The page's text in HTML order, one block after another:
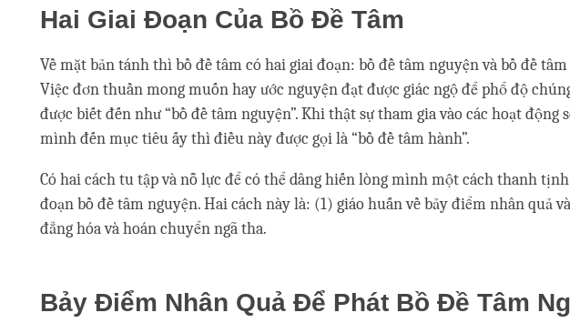
Hai Giai Đoạn Của Bồ Đề Tâm
Về mặt bản tánh thì bồ đề tâm có hai giai đoạn: bồ đề tâm nguyện và bồ đề
Việc đơn thuần mong muốn hay ước nguyện đạt được giác ngộ để phổ độ
được biết đến như “bồ đề tâm nguyện”. Khi thật sự tham gia vào các hoạt động
mình đến mục tiêu ấy thì điều này được gọi là “bồ đề tâm hành”.
Có hai cách tu tập và nỗ lực để có thể dâng hiến lòng mình một cách thanh
đoạn bồ đề tâm nguyện. Hai cách này là: (1) giáo huấn về bảy điểm nhân quả
đẳng hóa và hoán chuyển ngã tha.
Bảy Điểm Nhân Quả Để Phát Bồ Đề Tâm